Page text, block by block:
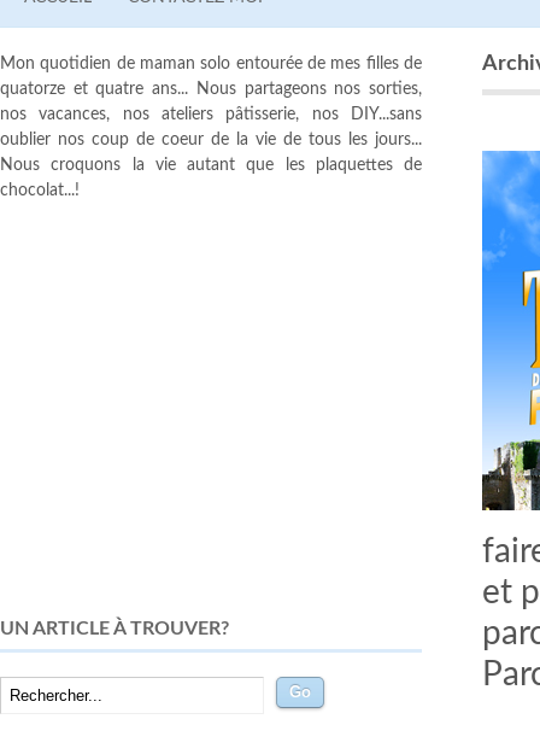
et
Mon quotidien de maman solo entourée de mes filles de
quatorze et quatre ans... Nous partageons nos sorties,
nos vacances, nos ateliers pâtisserie, nos DIY...sans
oublier nos coup de coeur de la vie de tous les jours...
Nous croquons la vie autant que les plaquettes de
chocolat...!
UN ARTICLE À TROUVER?